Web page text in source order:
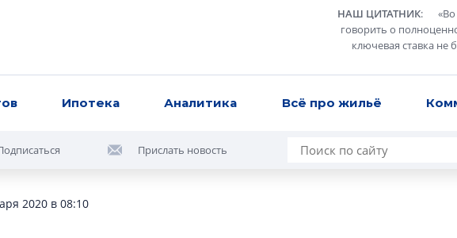
НАШ ЦИТАТНИК: «
говорить о
ключевая ставка не
Ипотека Аналитика Всё про жильё
Прислать новость
2020 в 08:10